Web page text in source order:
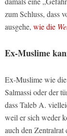
zum Schluss, dass
ausgehe, wie die
Ex-Muslime
Ex-Muslime wie
Salmassi oder der
dass Taleb A.
weil er sich weder
auch den